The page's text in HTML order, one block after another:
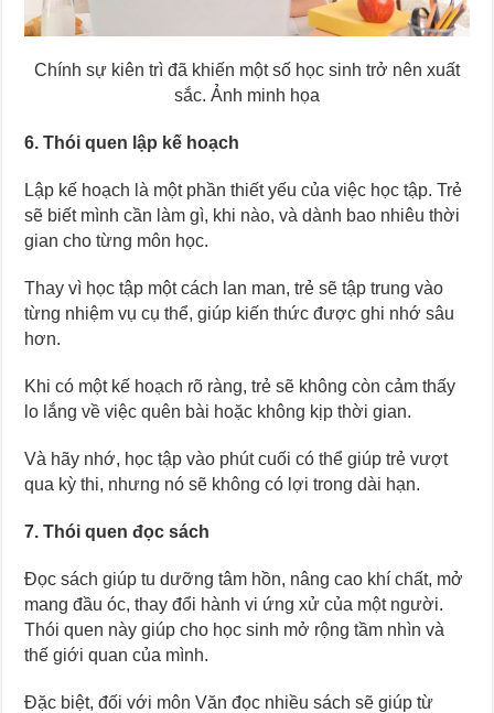
Chính sự kiên trì đã khiến một số học sinh trở nên xuất
sắc. Ảnh minh họa
6. Thói quen lập kế hoạch
Lập kế hoạch là một phần thiết yếu của việc học tập. Trẻ
sẽ biết mình cần làm gì, khi nào, và dành bao nhiêu thời
gian cho từng môn học.
Thay vì học tập một cách lan man, trẻ sẽ tập trung vào
từng nhiệm vụ cụ thể, giúp kiến thức được ghi nhớ sâu
hơn.
Khi có một kế hoạch rõ ràng, trẻ sẽ không còn cảm thấy
lo lắng về việc quên bài hoặc không kịp thời gian.
Và hãy nhớ, học tập vào phút cuối có thể giúp trẻ vượt
qua kỳ thi, nhưng nó sẽ không có lợi trong dài hạn.
7. Thói quen đọc sách
Đọc sách giúp tu dưỡng tâm hồn, nâng cao khí chất, mở
mang đầu óc, thay đổi hành vi ứng xử của một người.
Thói quen này giúp cho học sinh mở rộng tầm nhìn và
thế giới quan của mình.
Đặc biệt, đối với môn Văn đọc nhiều sách sẽ giúp từ